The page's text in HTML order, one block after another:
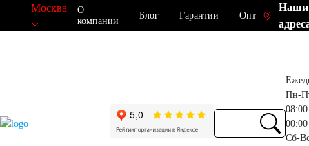
Москва
О
компании
Блог Гарантии Опт
Наши
Пн-
00:00
Сб-